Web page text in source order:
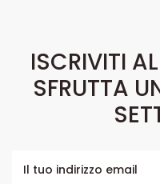
ISCRIVITI
SFRUTTA